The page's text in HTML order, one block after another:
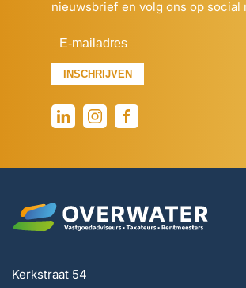
nieuwsbrief en volg ons op social
INSCHRIJVEN
Kerkstraat 54